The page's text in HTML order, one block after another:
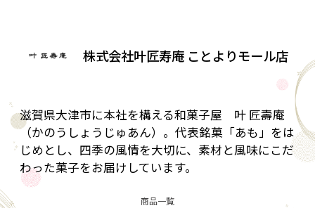
株式会社叶匠寿庵 ことよりモール店
滋賀県大津市に本社を構える和菓子屋 叶 匠壽庵
（かのうしょうじゅあん）。代表銘菓「あも」をは
じめとし、四季の風情を大切に、素材と風味にこだ
わった菓子をお届けしています。
商品一覧